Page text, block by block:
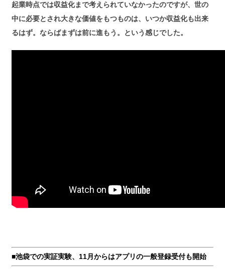
起業時点では収益化まで考えられていなかったのですが、世の
中に必要とされ大きな価値をもつものは、いつか収益化も出来
るはず。ならばまずは前に進もう。という感じでした。
■池袋での実証実験、11月からはアプリの一般登録受付も開始